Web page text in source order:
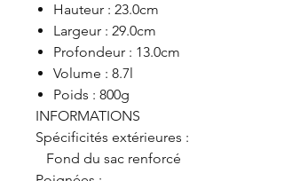
Hauteur : 23.0cm
Largeur : 29.0cm
Profondeur : 13.0cm
Volume : 8.7l
Poids : 800g
INFORMATIONS
Spécificités extérieures :
Fond du sac renforcé